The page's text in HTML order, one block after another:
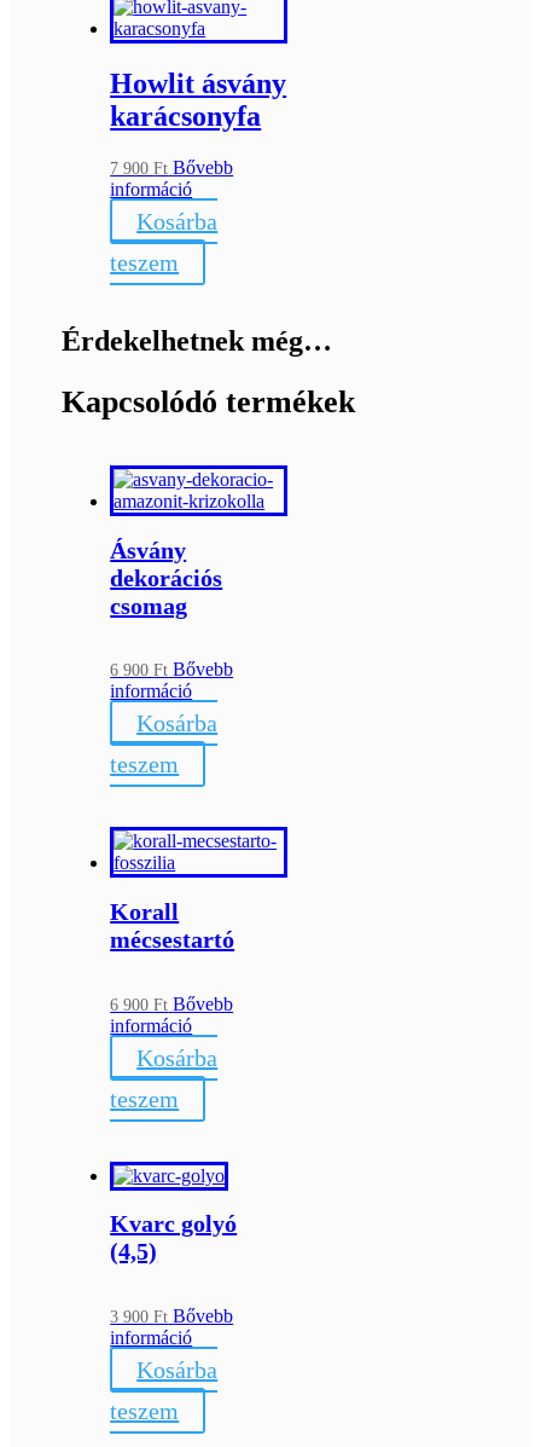
Howlit ásvány
karácsonyfa
7 900Ft Bővebb
információ
Kosárba
teszem
Érdekelhetnek még…
Kapcsolódó termékek
Ásvány
dekorációs
csomag
6 900Ft Bővebb
információ
Kosárba
teszem
Korall
mécsestartó
6 900Ft Bővebb
információ
Kosárba
teszem
Kvarc golyó
(4,5)
3 900Ft Bővebb
információ
Kosárba
teszem